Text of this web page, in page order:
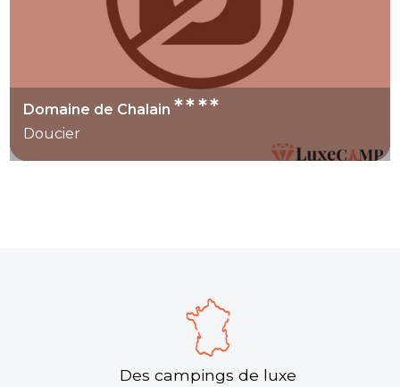
Domaine de Chalain****
Doucier
Des campings de luxe